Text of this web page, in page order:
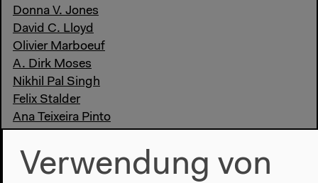
Donna V. Jones
David C. Lloyd
Olivier Marboeuf
A. Dirk Moses
Nikhil Pal Singh
Felix Stalder
Ana Teixeira Pinto
Verwendung von